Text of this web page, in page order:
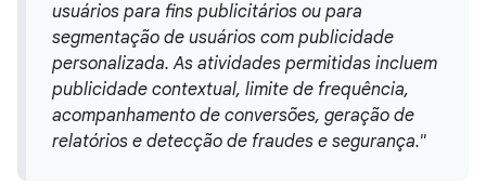
usuários para fins publicitários ou para
segmentação de usuários com publicidade
personalizada. As atividades permitidas incluem
publicidade contextual, limite de frequência,
acompanhamento de conversões, geração de
relatórios e detecção de fraudes e segurança."